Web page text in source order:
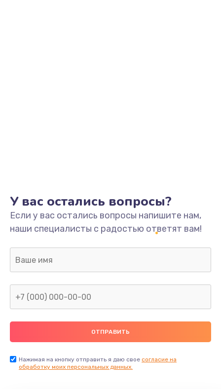
У вас остались вопросы?
Если у вас остались вопросы напишите нам,
наши специалисты с радостью ответят вам!
Нажимая на кнопку отправить я даю свое согласие на
обработку моих персональных данных.